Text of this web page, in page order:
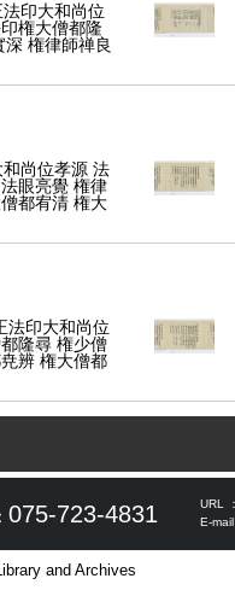
印大和尚位
権大僧都隆
権律師禅良
尚位孝源 法
眼亮覺 権律
都宥清 権大
法印大和尚位
隆尋 権少僧
辨 権大僧都
075-723-4831 URL ：
E-mail
and Archives